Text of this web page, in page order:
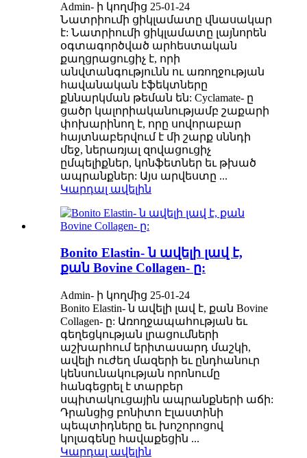
Admin- ի կողմից 25-01-24
Նատրիումի ցիկլամատը վնասակար
է: Նատրիումի ցիկլամատը լայնորեն
օգտագործված արհեստական ​​
քաղցրացուցիչ է, որի
անվտանգությունն ու առողջության
հավանական էֆեկտները
քննարկման թեման են: Cyclamate- ը
ցածր կալորիականությամբ շաքարի
փոխարինող է, որը սովորաբար
հայտնաբերվում է մի շարք սննդի
մեջ, ներառյալ զովացուցիչ
ըմպելիքներ, կոնֆետներ եւ թխած
ապրանքներ: Այս արվեստը ...
Կարդալ ավելին
Bonito Elastin- ն ավելի լավ է,
քան Bovine Collagen- ը:
Admin- ի կողմից 25-01-24
Bonito Elastin- ն ավելի լավ է, քան Bovine
Collagen- ը: Առողջապահության եւ
գեղեցկության լրացումների
աշխարհում երիտասարդ մաշկի,
ավելի ուժեղ մազերի եւ ընդհանուր
կենսունակության որոնումը
հանգեցրել է տարբեր
սպիտակուցային ապրանքների աճի:
Դրանցից բոնիտո Էլաստինի
պեպտիդները եւ խոշորոցով
կոլագենը հավաքեցին ...
Կարդալ ավելին